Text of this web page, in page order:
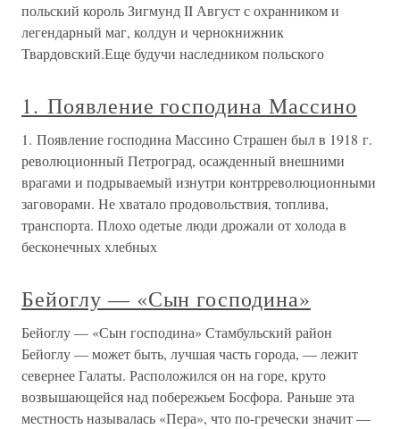
польский король Зигмунд II Август с охранником и
легендарный маг, колдун и чернокнижник
Твардовский.Еще будучи наследником польского
1. Появление господина Массино
1. Появление господина Массино Страшен был в 1918 г.
революционный Петроград, осажденный внешними
врагами и подрываемый изнутри контрреволюционными
заговорами. Не хватало продовольствия, топлива,
транспорта. Плохо одетые люди дрожали от холода в
бесконечных хлебных
Бейоглу — «Сын господина»
Бейоглу — «Сын господина» Стамбульский район
Бейоглу — может быть, лучшая часть города, — лежит
севернее Галаты. Расположился он на горе, круто
возвышающейся над побережьем Босфора. Раньше эта
местность называлась «Пера», что по-гречески значит —